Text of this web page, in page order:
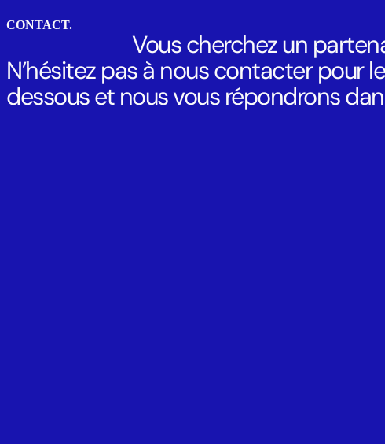
CONTACT.
Vous cherchez un
N’hésitez pas à nous contacter pour
dessous et nous vous répondrons